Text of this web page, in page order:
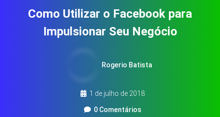
Como Utilizar o Facebook para
Impulsionar Seu Negócio
Rogerio Batista
1 de julho de 2018
0 Comentários